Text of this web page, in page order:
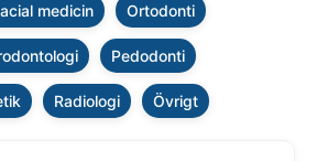
medicin Ortodonti
Pedodonti
Radiologi Övrigt